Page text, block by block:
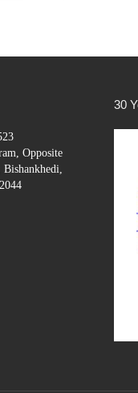
Opposite
Bishankhedi,
30